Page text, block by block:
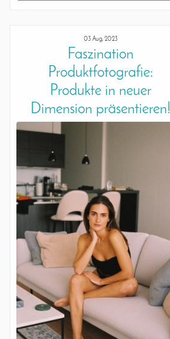
03 Aug, 2023
Faszination
Produktfotografie:
Produkte in neuer
Dimension präsentieren!